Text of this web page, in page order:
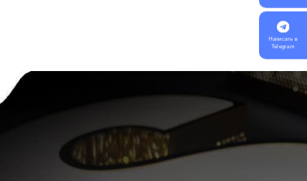
Написать в
Telegram